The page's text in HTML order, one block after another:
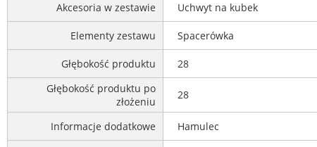
Akcesoria w zestawie Uchwyt na kubek
Elementy zestawu Spacerówka
Głębokość produktu
28
Głębokość produktu po
złożeniu
28
Informacje dodatkowe Hamulec